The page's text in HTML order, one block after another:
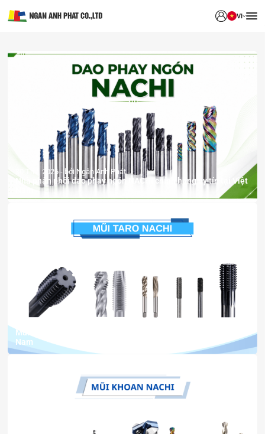
VI
30 Th7, 2026 bởi Ngân Anh Phát
Nhà phân phối dao phay ngón NACHI chính hãng uy tín tại Việt
Mũi taro NACHI chính hãng – Nhà phân phối uy tín tại Việt
Nam